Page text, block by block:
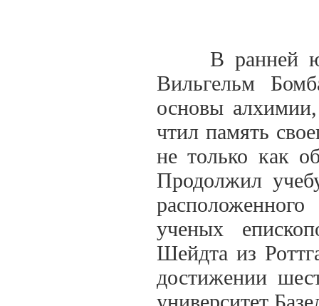
В ранней
Вильгельм
основы
чтил память
не только как
Продолжил
ученых
Шейдта из
достижении